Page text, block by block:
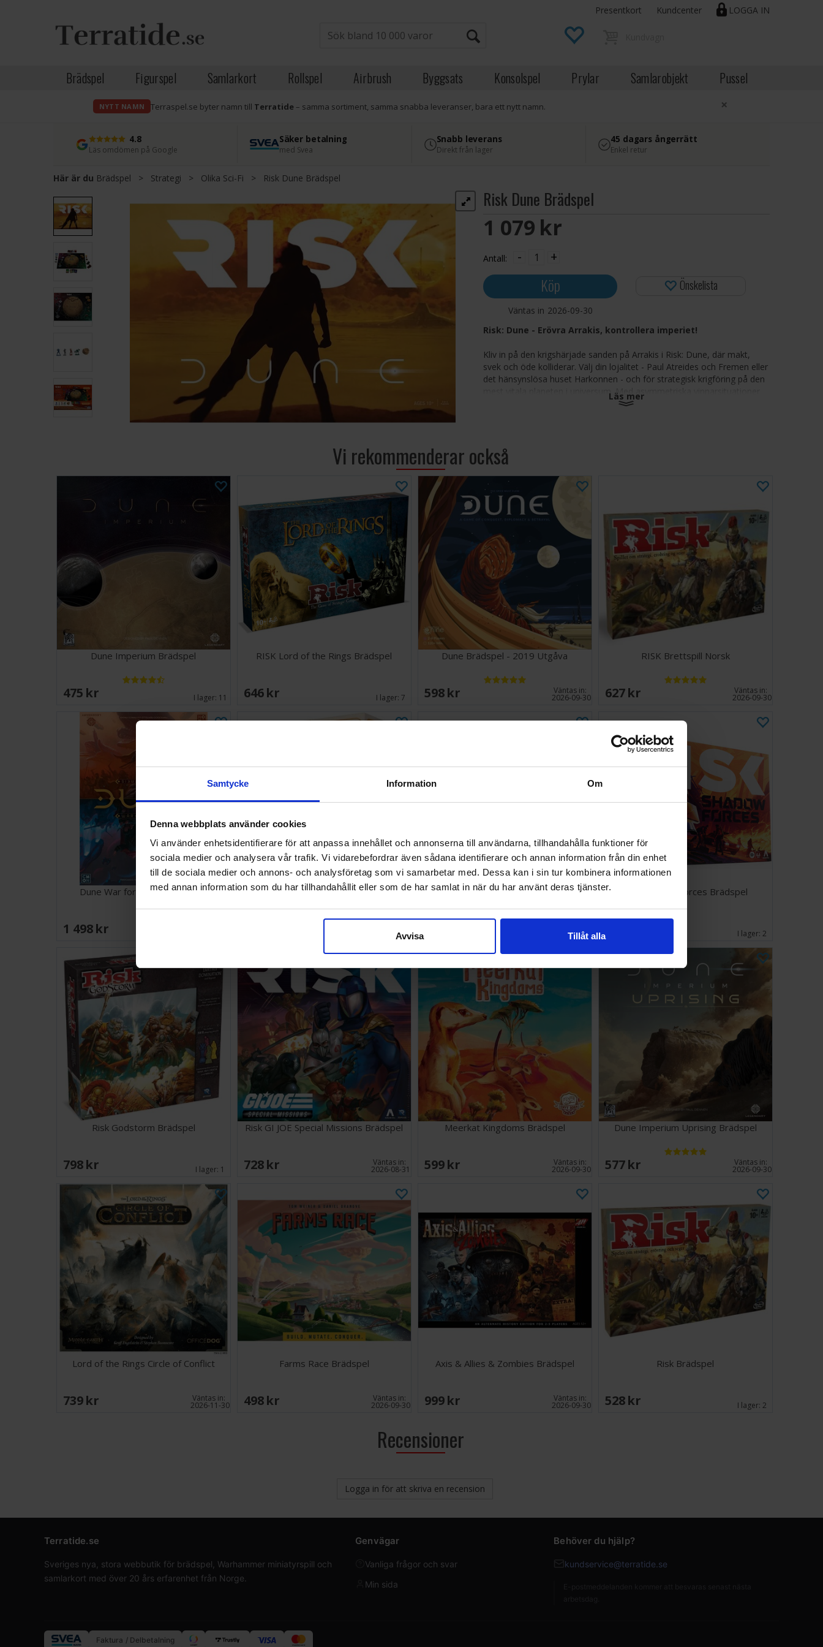
Samtycke Information Om
Denna webbplats använder cookies
Vi använder enhetsidentifierare för att anpassa innehållet och annonserna till användarna, tillhandahålla funktioner för
sociala medier och analysera vår trafik. Vi vidarebefordrar även sådana identifierare och annan information från din enhet
till de sociala medier och annons- och analysföretag som vi samarbetar med. Dessa kan i sin tur kombinera informationen
med annan information som du har tillhandahållit eller som de har samlat in när du har använt deras tjänster.
Avvisa Tillåt alla
LOGGA IN
Presentkort Kundcenter
Brädspel Figurspel Samlarkort Rollspel Airbrush Byggsats Konsolspel Prylar Samlarobjekt Pussel
NYTT NAMN Terraspel.se byter namn till Terratide– samma sortiment, samma snabba leveranser, bara ett nytt namn. ×
4.8
Läs omdömen på Google
Säker betalning
med Svea
Snabb leverans
Direkt från lager
45 dagars ångerrätt
Enkel retur
Här är du Brädspel > Strategi > Olika Sci-Fi > Risk Dune Brädspel
Risk Dune Brädspel
1 079 SEK
Antall: - +
Köp
Väntas in 2026-09-30
Önskelista
Risk: Dune - Erövra Arrakis, kontrollera imperiet!
Kliv in på den krigshärjade sanden på Arrakis i Risk: Dune, där makt,
svek och öde kolliderar. Välj din lojalitet - Paul Atreides och Fremen eller
det hänsynslösa huset Harkonnen - och för strategisk krigföring på den
mest vitala planeten i universum. Med asymmetriska vinnarsituationer
och kritiska beslutspunkter kan varje drag vända slagets gång och
Två rivaliserande fraktioner:
Fremen-rebellerna eller House Harkonnen med stöd av imperiet
Asymmetriska segervillkor:
triumf, vilket ger djup och omspelbarhet
Ikonisk miljö:
Strid i det hårda ökenlandskapet på Arrakis,
kryddornas hemvist
Strategisk krigföring:
Anpassa din taktik när avgörande
ögonblick skiftar kontroll och momentum
Risk: Dune är ett måste för alla som gillar taktisk erövring och den
legendariska sagan om Dune. Har du visionen och strategin för att styra
kryddorna - och galaxen?
Antal spelare: 2-4
ålder: 10+
Speltid: 60 minuter
Läs mer
Vi rekommenderar också
Dune Imperium Brädspel
475 SEK I lager: 11
RISK Lord of the Rings Brädspel
646 SEK I lager:7
Dune Brädspel - 2019 Utgåva
598 SEK Väntas in:
2026-09-30
RISK Brettspill Norsk
627 SEK Väntas in:
2026-09-30
Dune War for Arrakis Brädspel
1 498 SEK
Galactic Cruise Brädspel
2026-08-27
Fallout Power Play Brädspel
I lager:4
Risk Shadow Forces Brädspel
I lager:2
Risk Godstorm Brädspel
798 SEK I lager: 1
Risk GI JOE Special Missions Brädspel
728 SEK Väntas in:
2026-08-31
Meerkat Kingdoms Brädspel
599 SEK Väntas in:
2026-09-30
Dune Imperium Uprising Brädspel
577 SEK Väntas in:
2026-09-30
Lord of the Rings Circle of Conflict
739 SEK Väntas in:
2026-11-30
Farms Race Brädspel
498 SEK Väntas in:
2026-09-30
Axis & Allies & Zombies Brädspel
999 SEK Väntas in:
2026-09-30
Risk Brädspel
528 SEK I lager:2
Recensioner
Logga in för att skriva en recension
Terratide.se
Sveriges nya, stora webbutik för brädspel, Warhammer miniatyrspill och
samlarkort med över 20 års erfarenhet från Norge.
Genvägar
Vanliga frågor och svar
Min sida
Behöver du hjälp?
kundservice@terratide.se
Faktura / Delbetalning